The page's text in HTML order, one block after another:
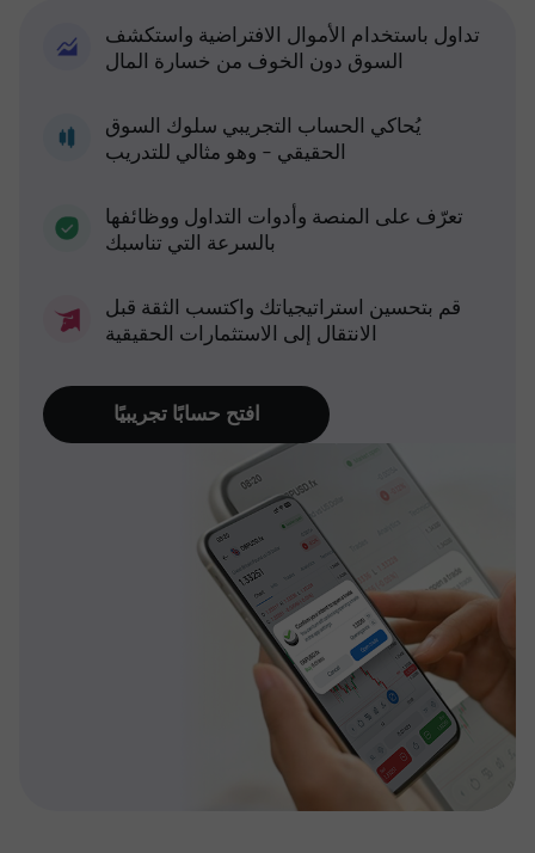
تداول باستخدام الأموال الافتراضية واستكشف
السوق دون الخوف من خسارة المال
يُحاكي الحساب التجريبي سلوك السوق
الحقيقي - وهو مثالي للتدريب
تعرّف على المنصة وأدوات التداول ووظائفها
بالسرعة التي تناسبك
قم بتحسين استراتيجياتك واكتسب الثقة قبل
الانتقال إلى الاستثمارات الحقيقية
افتح حسابًا تجريبيًا